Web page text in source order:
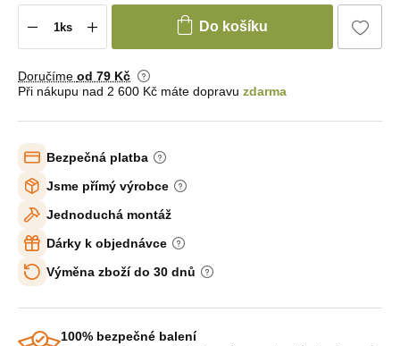
Do košíku
Doručíme od 79 Kč
Při nákupu nad 2 600 Kč máte dopravu zdarma
Bezpečná platba
Jsme přímý výrobce
Jednoduchá montáž
Dárky k objednávce
Výměna zboží do 30 dnů
100% bezpečné balení